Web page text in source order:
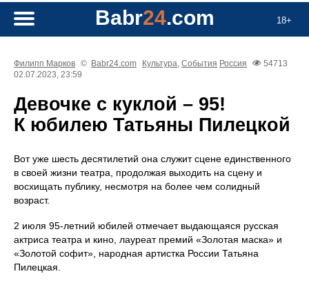
18+
Babr24.com
Филипп Марков © Babr24.com Культура, События Россия
54713
02.07.2023, 23:59
Девочке с куклой – 95!
К юбилею Татьяны Пилецкой
Вот уже шесть десятилетий она служит сцене единственного
в своей жизни театра, продолжая выходить на сцену и
восхищать публику, несмотря на более чем солидный
возраст.
2 июля 95-летний юбилей отмечает выдающаяся русская
актриса театра и кино, лауреат премий «Золотая маска» и
«Золотой софит», народная артистка России Татьяна
Пилецкая.